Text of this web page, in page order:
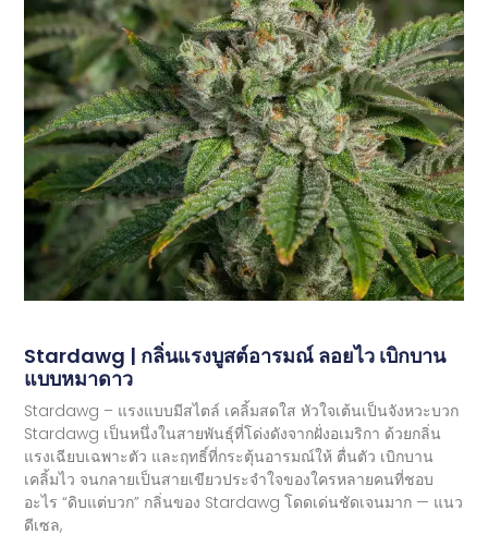
Stardawg | กลิ่นแรงบูสต์อารมณ์ ลอยไว เบิกบาน
แบบหมาดาว
Stardawg – แรงแบบมีสไตล์ เคลิ้มสดใส หัวใจเต้นเป็นจังหวะบวก
Stardawg เป็นหนึ่งในสายพันธุ์ที่โด่งดังจากฝั่งอเมริกา ด้วยกลิ่น
แรงเฉียบเฉพาะตัว และฤทธิ์ที่กระตุ้นอารมณ์ให้ ตื่นตัว เบิกบาน
เคลิ้มไว จนกลายเป็นสายเขียวประจำใจของใครหลายคนที่ชอบ
อะไร “ดิบแต่บวก” กลิ่นของ Stardawg โดดเด่นชัดเจนมาก — แนว
ดีเซล,